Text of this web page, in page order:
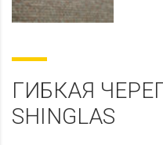
ГИБКАЯ
SHINGLAS